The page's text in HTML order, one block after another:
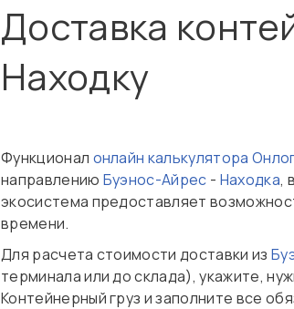
Доставка
Находку
Функционал онлайн калькулятора
направлению Буэнос-Айрес - Находка,
экосистема предоставляет
времени.
Для расчета стоимости доставки из
терминала или до склада), укажите,
Контейнерный груз и заполните все